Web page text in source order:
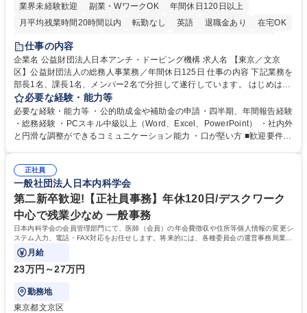
業界未経験歓迎
副業・WワークOK
年間休日120日以上
月平均残業時間20時間以内
転勤なし 英語 退職金あり
在宅OK
賞与あり
育休あり
食事補助あり
仕事の内容
企業名 公益財団法人日本アンチ・ドーピング機構 求人名 【東京／文京
区】公益財団法人の総務人事業務／年間休日125日 仕事の内容 下記業務を
部長1名、課長1名、メンバー2名で分担して遂行しています。 はじめは担
当者として業務を覚えていただき、ゆくゆくはリーダーやマネージャーポ
ジションとして活躍いただくことを期待しています。 【総務・人事グルー
プの業務内容】 ・人事制度関連 ・採用活動 ・教育研修の企画、実行 ・勤
怠管理 ・官公庁への各種提出 ・法定の会議運営（評議員会、理事会） ・
管理 ・福利厚生関連 ・職員からの問合せ、相談対応 ・その他日常の総務
業務全般 募集職種 【東京／文京区】公益財団法人の総務人事業務／年間
休日125日
必要な経験・能力等
必要な経験・能力等 ・公的助成金や補助金の申請・四半期、年間報告経験
・総務経験 ・PCスキル中級以上（Word、Excel、PowerPoint） ・社内外
と円滑な調整ができるコミュニケーション能力 ・口が堅い方 ■歓迎要件
正社員
一般社団法人日本内科学会
第二新卒歓迎!【正社員事務】年休120日/デスクワーク
中心で残業少なめ 一般事務
日本内科学会の会員管理部門にて、医師（会員）の年会費徴収や住所等個人情報の変更シ
ステム入力、電話・FAX対応をお任せします。将来的には、各種委員会の運営事務局業務
などにも幅広く携わっていただきます。
月給
23万円～27万円
勤務地
東京都文京区